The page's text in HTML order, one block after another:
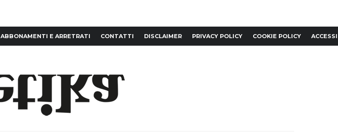
ABBONAMENTI E ARRETRATI CONTATTI DISCLAIMER PRIVACY POLICY COOKIE POLICY